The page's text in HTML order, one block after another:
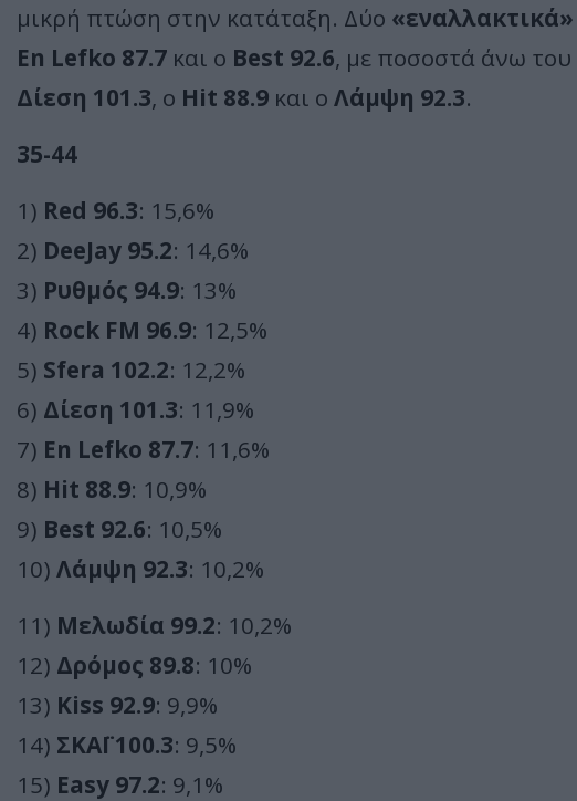
μικρή πτώση στην κατάταξη. Δύο «εναλλακτικά»
En Lefko 87.7 και ο Best 92.6, με ποσοστά άνω του
Δίεση 101.3, ο Hit 88.9 και ο Λάμψη 92.3.
35-44
1) Red 96.3: 15,6%
2) DeeJay 95.2: 14,6%
3) Ρυθμός 94.9: 13%
4) Rock FM 96.9: 12,5%
5) Sfera 102.2: 12,2%
6) Δίεση 101.3: 11,9%
7) En Lefko 87.7: 11,6%
8) Hit 88.9: 10,9%
9) Best 92.6: 10,5%
10) Λάμψη 92.3: 10,2%
11) Μελωδία 99.2: 10,2%
12) Δρόμος 89.8: 10%
13) Kiss 92.9: 9,9%
14) ΣΚΑΪ 100.3: 9,5%
15) Easy 97.2: 9,1%